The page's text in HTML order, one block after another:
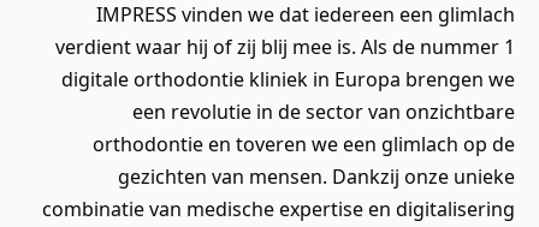
IMPRESS vinden we dat iedereen een glimlach
verdient waar hij of zij blij mee is. Als de nummer 1
digitale orthodontie kliniek in Europa brengen we
een revolutie in de sector van onzichtbare
orthodontie en toveren we een glimlach op de
gezichten van mensen. Dankzij onze unieke
combinatie van medische expertise en digitalisering